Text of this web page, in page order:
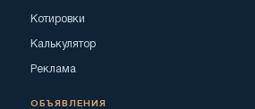
Котировки
Калькулятор
Реклама
ОБЪЯВЛЕНИЯ